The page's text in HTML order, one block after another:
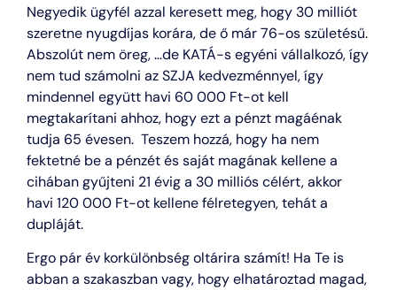
Negyedik ügyfél azzal keresett meg, hogy 30 milliót
szeretne nyugdíjas korára, de ő már 76-os születésű.
Abszolút nem öreg, …de KATÁ-s egyéni vállalkozó, így
nem tud számolni az SZJA kedvezménnyel, így
mindennel együtt havi 60 000 Ft-ot kell
megtakarítani ahhoz, hogy ezt a pénzt magáénak
tudja 65 évesen. Teszem hozzá, hogy ha nem
fektetné be a pénzét és saját magának kellene a
cihában gyűjteni 21 évig a 30 milliós célért, akkor
havi 120 000 Ft-ot kellene félretegyen, tehát a
dupláját.
Ergo pár év korkülönbség oltárira számít! Ha Te is
abban a szakaszban vagy, hogy elhatároztad magad,